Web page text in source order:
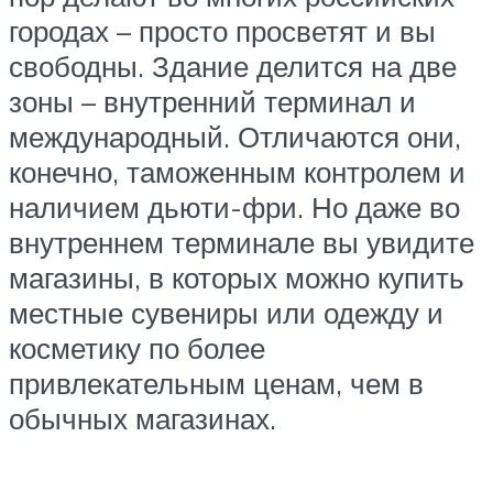
городах – просто просветят и вы
свободны. Здание делится на две
зоны – внутренний терминал и
международный. Отличаются они,
конечно, таможенным контролем и
наличием дьюти-фри. Но даже во
внутреннем терминале вы увидите
магазины, в которых можно купить
местные сувениры или одежду и
косметику по более
привлекательным ценам, чем в
обычных магазинах.